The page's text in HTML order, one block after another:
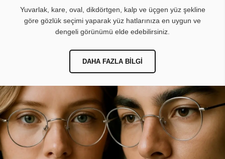
Yuvarlak, kare, oval, dikdörtgen, kalp ve üçgen yüz şekline
göre gözlük seçimi yaparak yüz hatlarınıza en uygun ve
dengeli görünümü elde edebilirsiniz.
DAHA FAZLA BILGI